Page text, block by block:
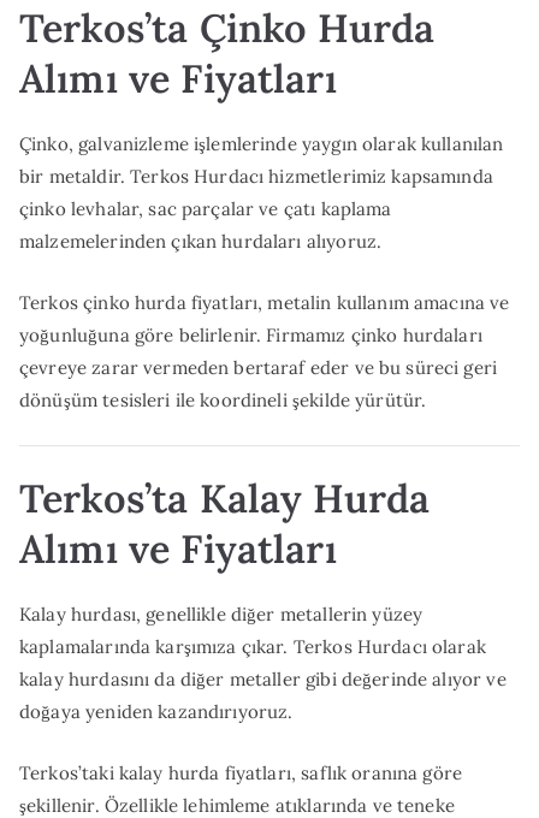
Terkos’ta Çinko Hurda
Alımı ve Fiyatları
Çinko, galvanizleme işlemlerinde yaygın olarak kullanılan
bir metaldir. Terkos Hurdacı hizmetlerimiz kapsamında
çinko levhalar, sac parçalar ve çatı kaplama
malzemelerinden çıkan hurdaları alıyoruz.
Terkos çinko hurda fiyatları, metalin kullanım amacına ve
yoğunluğuna göre belirlenir. Firmamız çinko hurdaları
çevreye zarar vermeden bertaraf eder ve bu süreci geri
dönüşüm tesisleri ile koordineli şekilde yürütür.
Terkos’ta Kalay Hurda
Alımı ve Fiyatları
Kalay hurdası, genellikle diğer metallerin yüzey
kaplamalarında karşımıza çıkar. Terkos Hurdacı olarak
kalay hurdasını da diğer metaller gibi değerinde alıyor ve
doğaya yeniden kazandırıyoruz.
Terkos’taki kalay hurda fiyatları, saflık oranına göre
şekillenir. Özellikle lehimleme atıklarında ve teneke